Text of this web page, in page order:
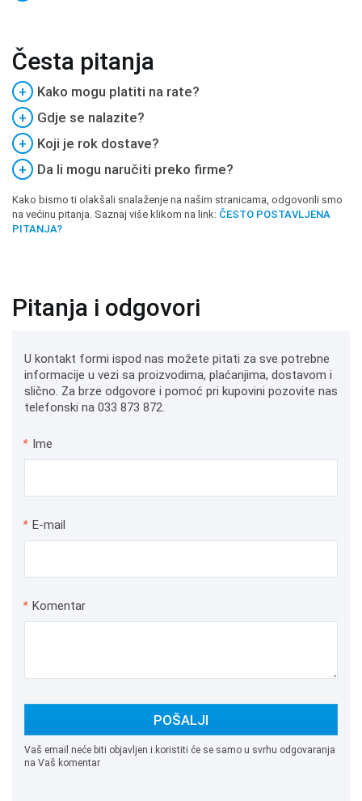
Česta pitanja
+
Kako mogu platiti na rate?
+
Gdje se nalazite?
+
Koji je rok dostave?
+
Da li mogu naručiti preko firme?
Kako bismo ti olakšali snalaženje na našim stranicama, odgovorili smo
na većinu pitanja. Saznaj više klikom na link: ČESTO POSTAVLJENA
PITANJA?
Pitanja i odgovori
U kontakt formi ispod nas možete pitati za sve potrebne
informacije u vezi sa proizvodima, plaćanjima, dostavom i
slično. Za brze odgovore i pomoć pri kupovini pozovite nas
telefonski na 033 873 872.
* Ime
* E-mail
* Komentar
POŠALJI
Vaš email neće biti objavljen i koristiti će se samo u svrhu odgovaranja
na Vaš komentar